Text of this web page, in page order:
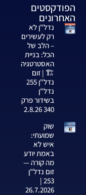
הפודקסטים
האחרונים
נדל"ן לא
רק לעשירים
– הלב של
הכל: בניית
האסטרטגיה
🏗️ | זום
נדל"ן 255
נדל"ן
בשידור פרק
340 2.8.26
שוק
שמועתי:
איש לא
באמת יודע
מה קורה —
זום נדל"ן
253 |
26.7.2026